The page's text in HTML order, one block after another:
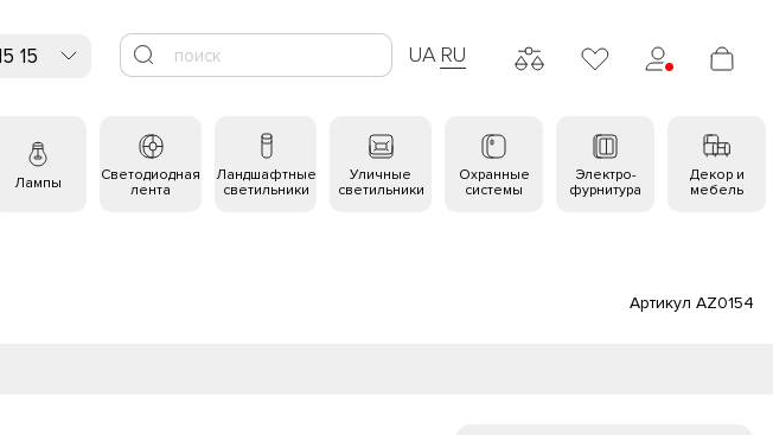
15 UA RU
Лампы
Светодиодная
лента
Ландшафтные
светильники
Уличные
светильники
Охранные
системы
Электро-
фурнитура
Декор и
мебель
Артикул AZ0154